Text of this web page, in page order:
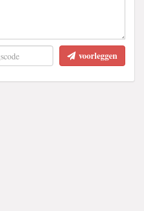
voorleggen